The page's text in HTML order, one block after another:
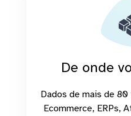
De onde
Dados de mais de
Ecommerce, ERPs,